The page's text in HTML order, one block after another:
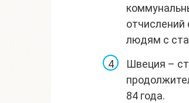
людям с
Швеция –
84 года.